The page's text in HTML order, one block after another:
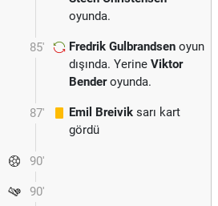
oyunda.
85' Fredrik Gulbrandsen oyun
dışında. Yerine Viktor
Benderoyunda.
87' Emil Breivik sarı kart
gördü
90'
90'